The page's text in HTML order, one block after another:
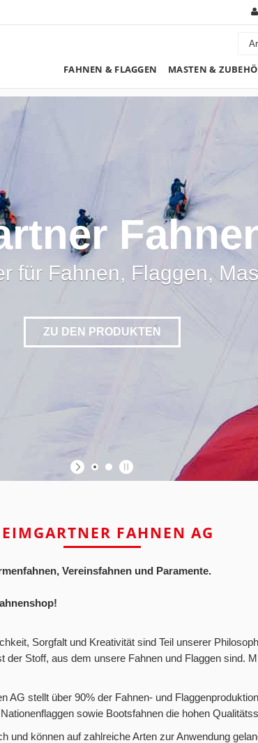
FAHNEN & FLAGGEN MASTEN &
für Fahnen, Flaggen,
ZU DEN PRODUKTEN
FAHNEN AG
Vereinsfahnen und Paramente.
Sorgfalt und Kreativität sind Teil unserer
Stoff, aus dem unsere Fahnen und Flaggen sind.
AG stellt über 90% der Fahnen- und
sowie Bootsfahnen die hohen
und können auf zahlreiche Arten zur Anwendung